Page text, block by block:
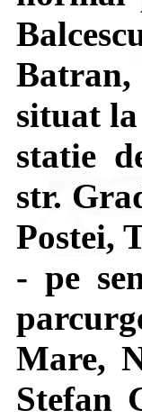
situat
statie
str.
Postei,
- pe
Mare,
Stefan